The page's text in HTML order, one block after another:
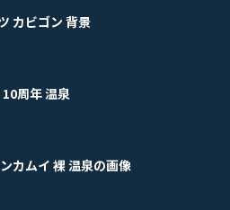
カビゴン 背景
周年 温泉
カムイ 裸 温泉の画像